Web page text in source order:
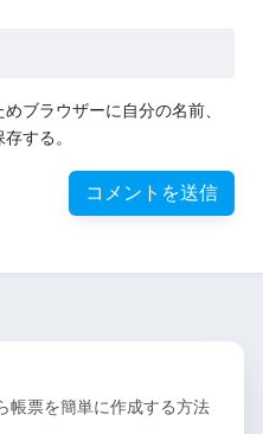
ブラウザーに自分の名前、
する。
帳票を簡単に作成する方法